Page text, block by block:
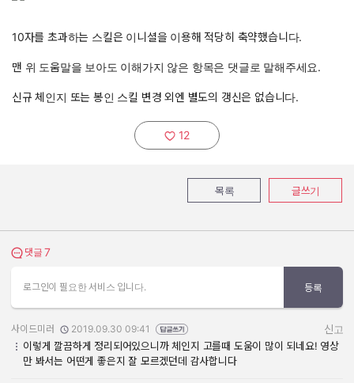
10자를 초과하는 스킬은 이니셜을 이용해 적당히 축약했습니다.
맨 위 도움말을 보아도 이해가지 않은 항목은 댓글로 말해주세요.
신규 체인지 또는 봉인 스킬 변경 외엔 별도의 갱신은 없습니다.
추천하기:
12
목록 글쓰기
댓글 보기
댓글 7
로그인이 필요한 서비스 입니다. 등록
작성자:
사이드미러
작성일:
2019.09.30 09:41
신고
이렇게 깔끔하게 정리되어있으니까 체인지 고를때 도움이 많이 되네요! 영상
만 봐서는 어떤게 좋은지 잘 모르겠던데 감사합니다